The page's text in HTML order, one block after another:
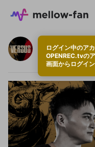
ログイン中のア
OPENREC.tvの
画面からログイ
【PPV視
VERSUS esports